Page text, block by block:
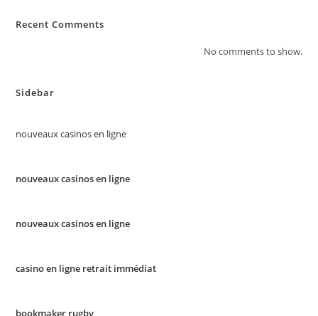
Recent Comments
No comments to show.
Sidebar
nouveaux casinos en ligne
nouveaux casinos en ligne
nouveaux casinos en ligne
casino en ligne retrait immédiat
bookmaker rugby